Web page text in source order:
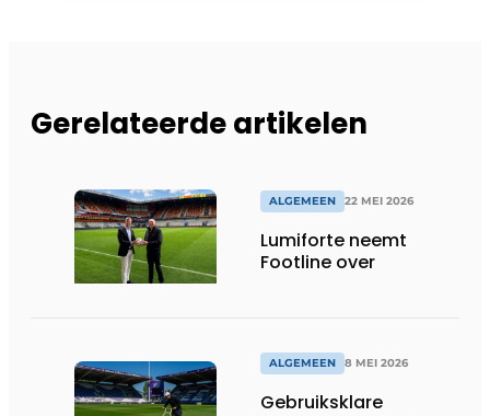
Gerelateerde artikelen
ALGEMEEN 22 MEI 2026
Lumiforte neemt
Footline over
ALGEMEEN 8 MEI 2026
Gebruiksklare